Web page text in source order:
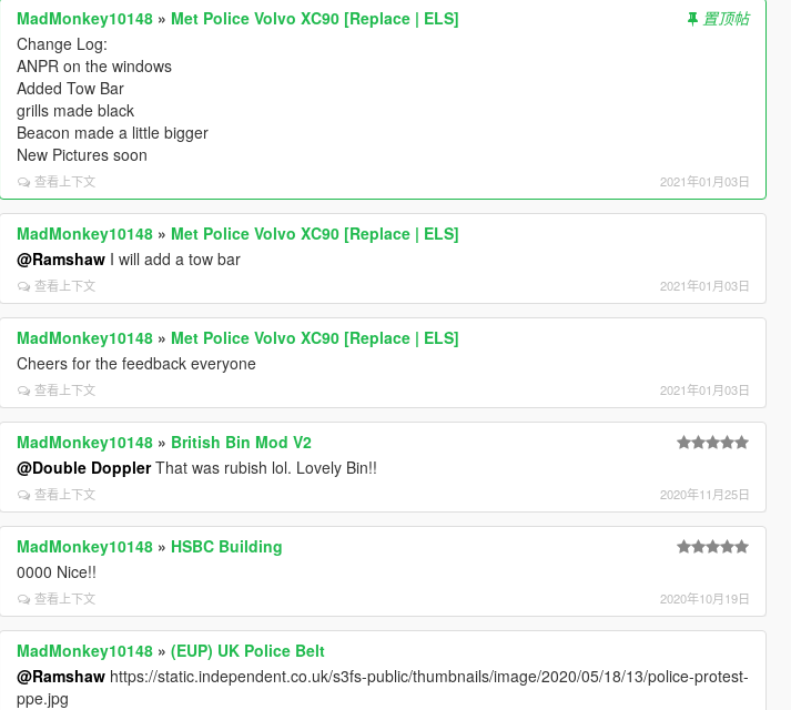
MadMonkey10148 » Met Police Volvo XC90 [Replace | ELS]
置顶帖
Change Log:
ANPR on the windows
Added Tow Bar
grills made black
Beacon made a little bigger
New Pictures soon
查看上下文 2021年01月03日
MadMonkey10148 » Met Police Volvo XC90 [Replace | ELS]
@Ramshaw I will add a tow bar
查看上下文 2021年01月03日
MadMonkey10148 » Met Police Volvo XC90 [Replace | ELS]
Cheers for the feedback everyone
查看上下文 2021年01月03日
MadMonkey10148 » British Bin Mod V2
@Double DopplerThat was rubish lol. Lovely Bin!!
查看上下文 2020年11月25日
MadMonkey10148 » HSBC Building
0000 Nice!!
查看上下文 2020年10月19日
MadMonkey10148 »(EUP) UK Police Belt
@Ramshaw https://static.independent.co.uk/s3fs-public/thumbnails/image/2020/05/18/13/police-protest-
ppe.jpg